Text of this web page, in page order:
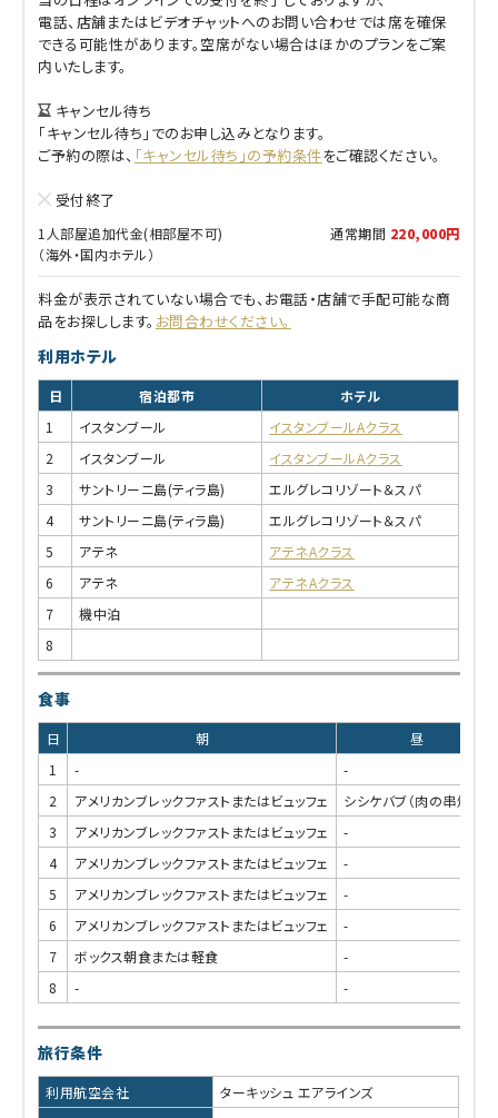
電話、店舗またはビデオチャットへのお問い合わせでは席を確保
できる可能性があります。空席がない場合はほかのプランをご案
内いたします。
キャンセル待ち
「キャンセル待ち」でのお申し込みとなります。
ご予約の際は、 「キャンセル待ち」の予約条件をご確認ください。
受付終了
1人部屋追加代金(相部屋不可)
（海外・国内ホテル）
通常期間 220,000円
料金が表示されていない場合でも、お電話・店舗で手配可能な商
品をお探しします。 お問合わせください。
利用ホテル
日 宿泊都市
ホテル
1
イスタンブール
イスタンブールAクラス
2
イスタンブール
イスタンブールAクラス
3
サントリーニ島(ティラ島)
エルグレコリゾート＆スパ
4
サントリーニ島(ティラ島)
エルグレコリゾート＆スパ
5
アテネ
アテネAクラス
6
アテネ
アテネAクラス
7
機中泊
8
食事
日 朝
昼
1
-
-
2
アメリカンブレックファストまたはビュッフェ
シシケバブ（肉の串焼き）
3
アメリカンブレックファストまたはビュッフェ
-
4
アメリカンブレックファストまたはビュッフェ
-
5
アメリカンブレックファストまたはビュッフェ
-
6
アメリカンブレックファストまたはビュッフェ
-
7
ボックス朝食または軽食
-
8
- -
旅行条件
利用航空会社
ターキッシュ エアラインズ